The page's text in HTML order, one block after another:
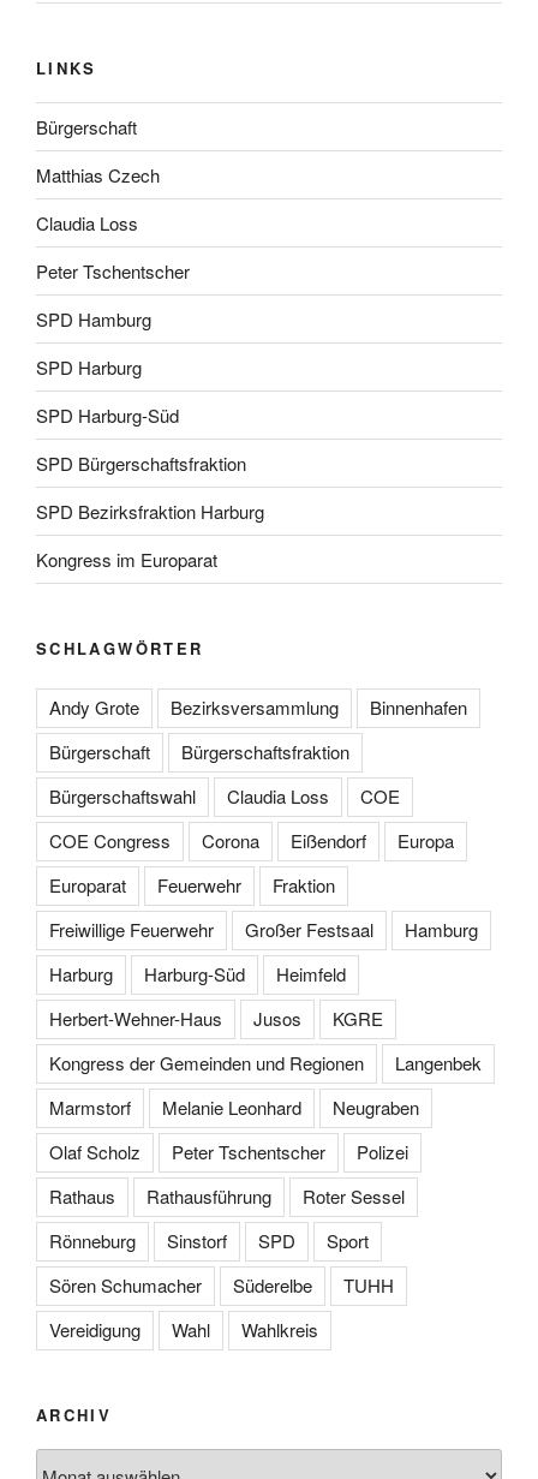
LINKS
Bürgerschaft
Matthias Czech
Claudia Loss
Peter Tschentscher
SPD Hamburg
SPD Harburg
SPD Harburg-Süd
SPD Bürgerschaftsfraktion
SPD Bezirksfraktion Harburg
Kongress im Europarat
SCHLAGWÖRTER
Andy Grote Bezirksversammlung
Binnenhafen
Bürgerschaft
Bürgerschaftsfraktion
Bürgerschaftswahl
Claudia Loss
COE
COE Congress
Corona Eißendorf
Europa
Europarat
Feuerwehr
Fraktion
Freiwillige Feuerwehr
Großer Festsaal
Hamburg
Harburg
Harburg-Süd
Heimfeld
Herbert-Wehner-Haus
Jusos
KGRE
Kongress der Gemeinden und Regionen
Langenbek
Marmstorf
Melanie Leonhard
Neugraben
Olaf Scholz
Peter Tschentscher
Polizei
Rathaus
Rathausführung
Roter Sessel
Rönneburg
Sinstorf SPD
Sport
Sören Schumacher
Süderelbe
TUHH
Vereidigung
Wahl Wahlkreis
ARCHIV